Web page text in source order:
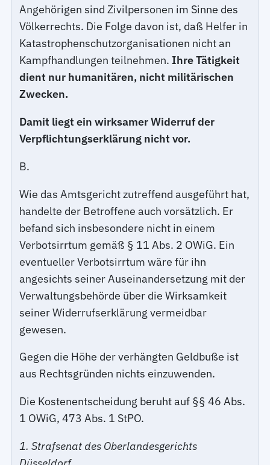
Angehörigen sind Zivilpersonen im Sinne des
Völkerrechts. Die Folge davon ist, daß Helfer in
Katastrophenschutzorganisationen nicht an
Kampfhandlungen teilnehmen. Ihre Tätigkeit
dient nur humanitären, nicht militärischen
Zwecken.
Damit liegt ein wirksamer Widerruf der
Verpflichtungserklärung nicht vor.
B.
Wie das Amtsgericht zutreffend ausgeführt hat,
handelte der Betroffene auch vorsätzlich. Er
befand sich insbesondere nicht in einem
Verbotsirrtum gemäß § 11 Abs. 2 OWiG. Ein
eventueller Verbotsirrtum wäre für ihn
angesichts seiner Auseinandersetzung mit der
Verwaltungsbehörde über die Wirksamkeit
seiner Widerrufserklärung vermeidbar
gewesen.
Gegen die Höhe der verhängten Geldbuße ist
aus Rechtsgründen nichts einzuwenden.
Die Kostenentscheidung beruht auf §§ 46 Abs.
1 OWiG, 473 Abs. 1 StPO.
1. Strafsenat des Oberlandesgerichts